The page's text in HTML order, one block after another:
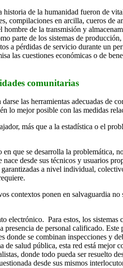
de la humanidad fueron de
compilaciones en arcilla, cueros de
de la transmisión y
parte de los sistemas de
a pérdidas de servicio durante un
las cuestiones económicas o de
comunitarias
las herramientas adecuadas de
lo mejor posible con las medidas
más que a la estadística o el
en que se desarrolla la
nace desde sus técnicos y usuarios
garantizadas a nivel individual,
contextos ponen en salvaguardia
electrónico. Para estos, los
de personal calificado.
donde se combinan inspecciones y
salud pública, esta red está mejor
donde todo pueda ser resuelto
desde sus mismos